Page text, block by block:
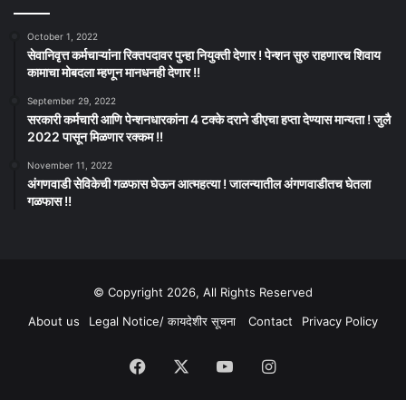
October 1, 2022
सेवानिवृत्त कर्मचाऱ्यांना रिक्तपदावर पुन्हा नियुक्ती देणार ! पेन्शन सुरु राहणारच शिवाय
कामाचा मोबदला म्हणून मानधनही देणार !!
September 29, 2022
सरकारी कर्मचारी आणि पेन्शनधारकांना 4 टक्के दराने डीएचा हप्ता देण्यास मान्यता ! जुलै
2022 पासून मिळणार रक्कम !!
November 11, 2022
अंगणवाडी सेविकेची गळफास घेऊन आत्महत्या ! जालन्यातील अंगणवाडीतच घेतला
गळफास !!
© Copyright 2026, All Rights Reserved
About us
Legal Notice/ कायदेशीर सूचना Contact Privacy Policy
Facebook YouTubeInstagram